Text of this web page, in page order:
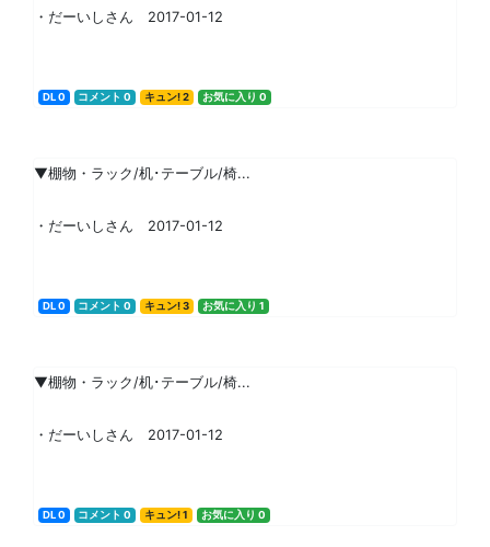
・だーいしさん 2017-01-12
DL 0 コメント 0 キュン! 2 お気に入り 0
▼棚物・ラック/机･テーブル/椅...
・だーいしさん 2017-01-12
DL 0 コメント 0 キュン! 3 お気に入り 1
▼棚物・ラック/机･テーブル/椅...
・だーいしさん 2017-01-12
DL 0 コメント 0 キュン! 1 お気に入り 0